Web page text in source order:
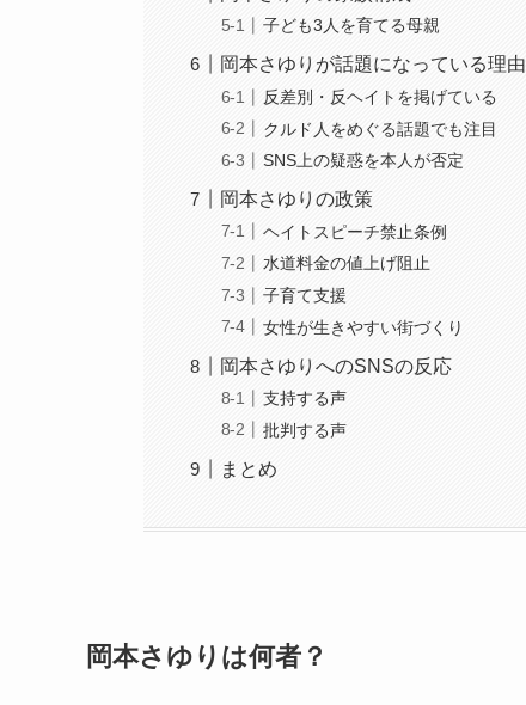
子ども3人を育てる母親
岡本さゆりが話題になっている理由
反差別・反ヘイトを掲げている
クルド人をめぐる話題でも注目
SNS上の疑惑を本人が否定
岡本さゆりの政策
ヘイトスピーチ禁止条例
水道料金の値上げ阻止
子育て支援
女性が生きやすい街づくり
岡本さゆりへのSNSの反応
支持する声
批判する声
まとめ
岡本さゆりは何者？